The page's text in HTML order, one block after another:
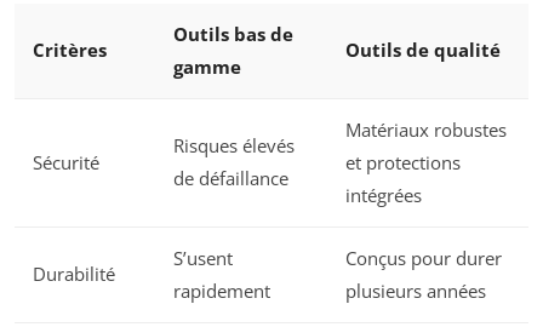
Critères
Outils bas de
gamme
Outils de qualité
Sécurité
Risques élevés
de défaillance
Matériaux robustes
et protections
intégrées
Durabilité
S’usent
rapidement
Conçus pour durer
plusieurs années